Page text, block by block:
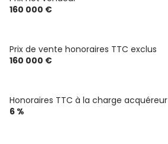
salle de jeux
160 000 €
Prix de vente honoraires TTC exclus
160 000 €
Honoraires TTC à la charge acquéreur
6 %